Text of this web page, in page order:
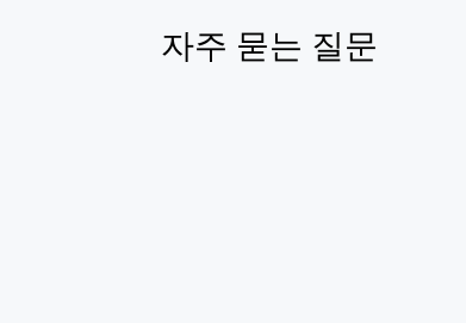
자주 묻는 질문